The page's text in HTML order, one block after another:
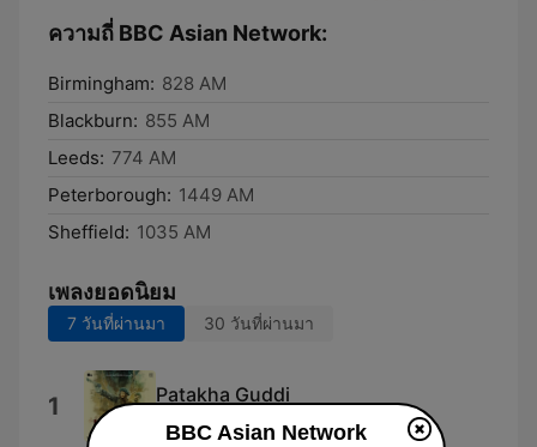
ความถี่ BBC Asian Network:
Birmingham: 828 AM
Blackburn: 855 AM
Leeds: 774 AM
Peterborough: 1449 AM
Sheffield: 1035 AM
เพลงยอดนิยม
7 วันที่ผ่านมา 30 วันที่ผ่านมา
1 Patakha Guddi
Sultana & Jyoti Nooran
BBC Asian Network